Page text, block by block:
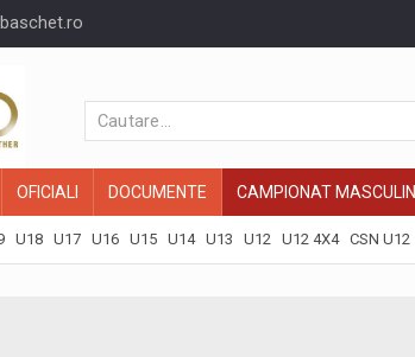
OFICIALI DOCUMENTE CAMPIONAT MASCULIN
U18 U17 U16 U15 U14 U13 U12 U12 4X4 CSN U12